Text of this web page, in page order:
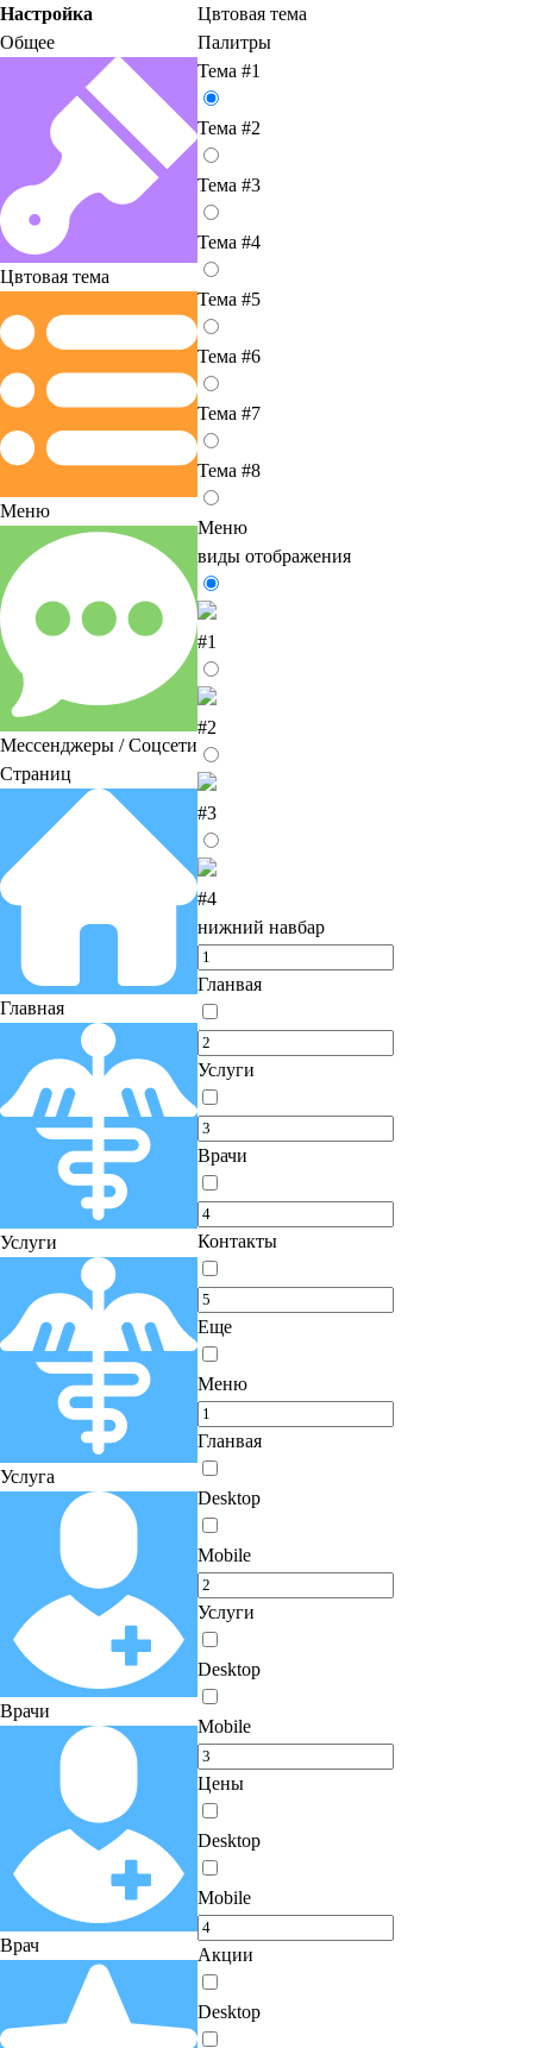
Настройка
Общее
Цвтовая тема
Меню
Мессенджеры / Соцсети
Страниц
Главная
Услуги
Услуга
Врачи
Врач
Цвтовая тема
Палитры
Тема #1
Тема #2
Тема #3
Тема #4
Тема #5
Тема #6
Тема #7
Тема #8
Меню
виды отображения
#1
#2
#3
#4
нижний навбар
Гланвая
Услуги
Врачи
Контакты
Еще
Меню
Гланвая
Desktop
Mobile
Услуги
Desktop
Mobile
Цены
Desktop
Mobile
Акции
Desktop